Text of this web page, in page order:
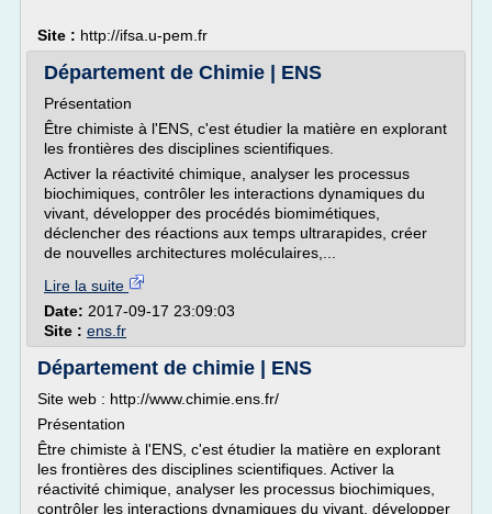
Site : http://ifsa.u-pem.fr
Département de Chimie | ENS
Présentation
Être chimiste à l'ENS, c'est étudier la matière en explorant
les frontières des disciplines scientifiques.
Activer la réactivité chimique, analyser les processus
biochimiques, contrôler les interactions dynamiques du
vivant, développer des procédés biomimétiques,
déclencher des réactions aux temps ultrarapides, créer
de nouvelles architectures moléculaires,...
Lire la suite
Date: 2017-09-17 23:09:03
Site : ens.fr
Département de chimie | ENS
Site web : http://www.chimie.ens.fr/
Présentation
Être chimiste à l'ENS, c'est étudier la matière en explorant
les frontières des disciplines scientifiques. Activer la
réactivité chimique, analyser les processus biochimiques,
contrôler les interactions dynamiques du vivant, développer